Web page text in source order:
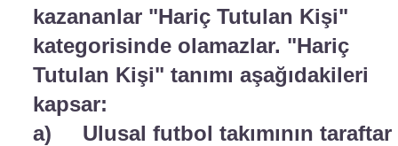
kazananlar "Hariç Tutulan Kişi"
kategorisinde olamazlar. "Hariç
Tutulan Kişi" tanımı aşağıdakileri
kapsar:
a) Ulusal futbol takımının taraftar